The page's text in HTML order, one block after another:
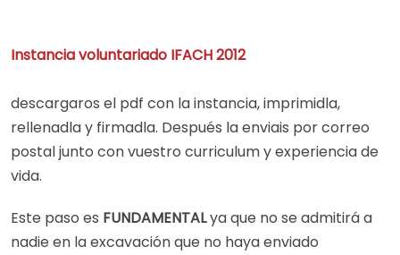
Instancia voluntariado IFACH 2012
descargaros el pdf con la instancia, imprimidla,
rellenadla y firmadla. Después la enviais por correo
postal junto con vuestro curriculum y experiencia de
vida.
Este paso es FUNDAMENTALya que no se admitirá a
nadie en la excavación que no haya enviado